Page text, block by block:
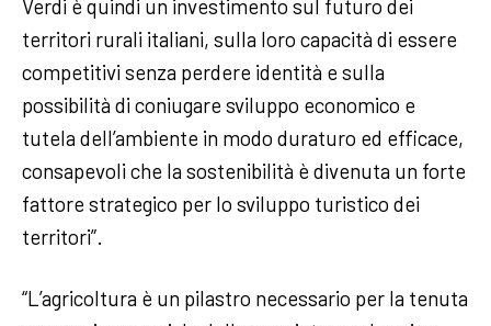
Verdi è quindi un investimento sul futuro dei
territori rurali italiani, sulla loro capacità di essere
competitivi senza perdere identità e sulla
possibilità di coniugare sviluppo economico e
tutela dell’ambiente in modo duraturo ed efficace,
consapevoli che la sostenibilità è divenuta un forte
fattore strategico per lo sviluppo turistico dei
territori”.
“L’agricoltura è un pilastro necessario per la tenuta